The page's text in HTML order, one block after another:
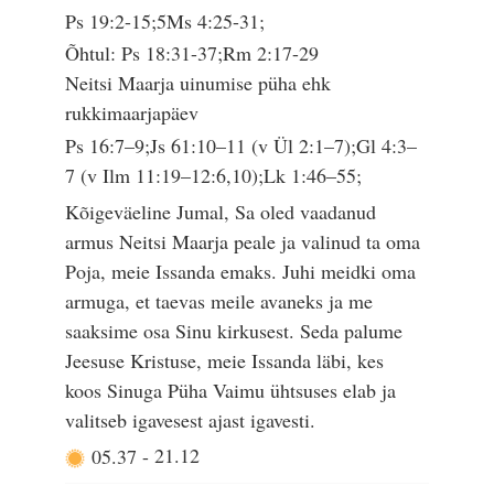
Ps 19:2-15;5Ms 4:25-31;
Õhtul: Ps 18:31-37;Rm 2:17-29
Neitsi Maarja uinumise püha ehk
rukkimaarjapäev
Ps 16:7–9;Js 61:10–11 (v Ül 2:1–7);Gl 4:3–
7 (v Ilm 11:19–12:6,10);Lk 1:46–55;
Kõigeväeline Jumal, Sa oled vaadanud
armus Neitsi Maarja peale ja valinud ta oma
Poja, meie Issanda emaks. Juhi meidki oma
armuga, et taevas meile avaneks ja me
saaksime osa Sinu kirkusest. Seda palume
Jeesuse Kristuse, meie Issanda läbi, kes
koos Sinuga Püha Vaimu ühtsuses elab ja
valitseb igavesest ajast igavesti.
05.37 - 21.12